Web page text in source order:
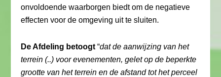
onvoldoende waarborgen biedt om de negatieve
effecten voor de omgeving uit te sluiten.
De Afdeling betoogt “dat de aanwijzing van het
terrein (..) voor evenementen, gelet op de beperkte
grootte van het terrein en de afstand tot het perceel